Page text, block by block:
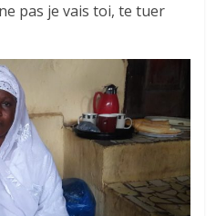
pas je vais toi, te tuer